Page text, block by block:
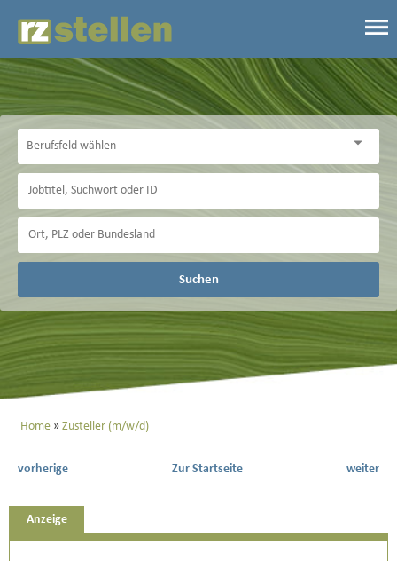
Suchen
Home Zusteller (m/w/d)
vorherige Zur Startseite weiter
Anzeige